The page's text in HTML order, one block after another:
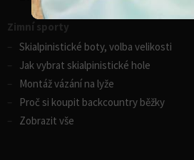
Zimní sporty
Skialpinistické boty, volba velikosti
Jak vybrat skialpinistické hole
Montáž vázání na lyže
Proč si koupit backcountry běžky
Zobrazit vše